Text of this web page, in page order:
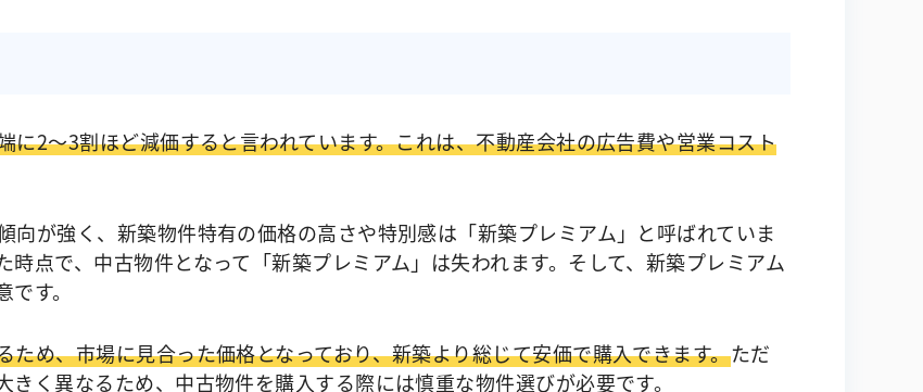
に2～3割ほど減価すると言われています。これは、不動産会社の広告費や営業コスト
向が強く、新築物件特有の価格の高さや特別感は「新築プレミアム」と呼ばれていま
点で、中古物件となって「新築プレミアム」は失われます。そして、新築プレミアム
す。
ため、市場に見合った価格となっており、新築より総じて安価で購入できます。ただ
く異なるため、中古物件を購入する際には慎重な物件選びが必要です。